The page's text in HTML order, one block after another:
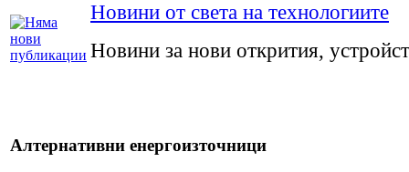
Новини от света на технологиите
Новини за нови открития,
Алтернативни енергоизточници